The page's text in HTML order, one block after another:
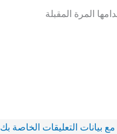
المرة المقبلة
بيانات التعليقات الخاصة بك